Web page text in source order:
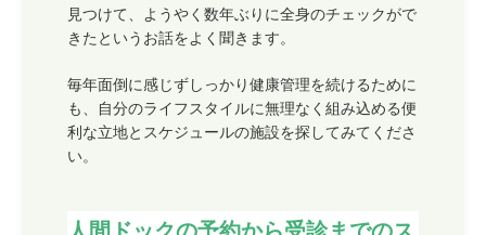
見つけて、ようやく数年ぶりに全身のチェックがで
きたというお話をよく聞きます。
毎年面倒に感じずしっかり健康管理を続けるために
も、自分のライフスタイルに無理なく組み込める便
利な立地とスケジュールの施設を探してみてくださ
い。
人間ドックの予約から受診までのス